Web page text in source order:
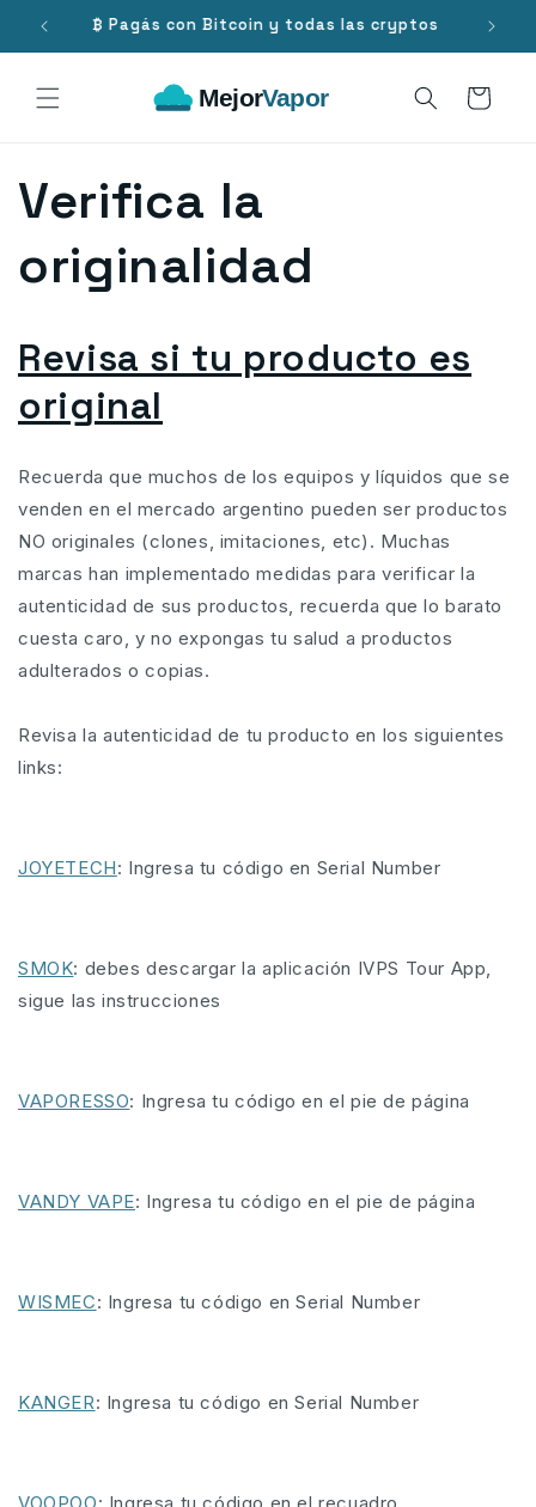
directamente
al contenido
₿ Pagás con Bitcoin y todas las cryptos
Carrito
Verifica la
originalidad
Revisa si tu producto es
original
Recuerda que muchos de los equipos y líquidos que se
venden en el mercado argentino pueden ser productos
NO originales (clones, imitaciones, etc). Muchas
marcas han implementado medidas para verificar la
autenticidad de sus productos, recuerda que lo barato
cuesta caro, y no expongas tu salud a productos
adulterados o copias.
Revisa la autenticidad de tu producto en los siguientes
links:
JOYETECH: Ingresa tu código en Serial Number
SMOK: debes descargar la aplicación IVPS Tour App,
sigue las instrucciones
VAPORESSO: Ingresa tu código en el pie de página
VANDY VAPE: Ingresa tu código en el pie de página
WISMEC: Ingresa tu código en Serial Number
KANGER: Ingresa tu código en Serial Number